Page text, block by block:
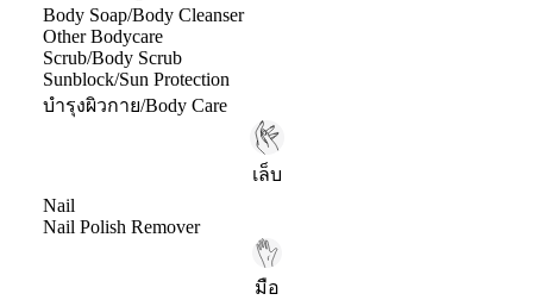
Body Soap/Body Cleanser
Other Bodycare
Scrub/Body Scrub
Sunblock/Sun Protection
บำรุงผิวกาย/Body Care
เล็บ
Nail
Nail Polish Remover
มือ